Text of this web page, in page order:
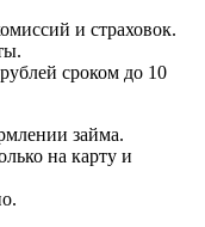
и страховок.
сроком до 10
займа.
на карту и